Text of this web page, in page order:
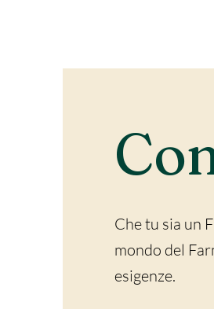
Che tu sia un
mondo del
esigenze.